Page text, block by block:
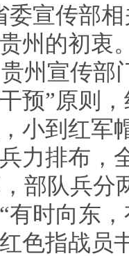
委宣传部
州的初衷
州宣传部
预”原则
小到红军
力排布，
部队兵分
有时向东
色指战员